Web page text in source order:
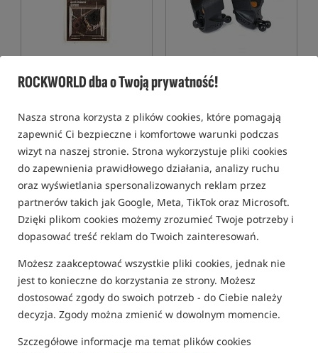
ROCKWORLD dba o Twoją prywatność!
Nasza strona korzysta z plików cookies, które pomagają
zapewnić Ci bezpieczne i komfortowe warunki podczas
wizyt na naszej stronie. Strona wykorzystuje pliki cookies
do zapewnienia prawidłowego działania, analizy ruchu
oraz wyświetlania spersonalizowanych reklam przez
partnerów takich jak Google, Meta, TikTok oraz Microsoft.
Dzięki plikom cookies możemy zrozumieć Twoje potrzeby i
dopasować treść reklam do Twoich zainteresowań.
Możesz zaakceptować wszystkie pliki cookies, jednak nie
jest to konieczne do korzystania ze strony. Możesz
dostosować zgody do swoich potrzeb - do Ciebie należy
decyzja. Zgody można zmienić w dowolnym momencie.
Szczegółowe informacje ma temat plików cookies
DELKIM D-Lock Quick
Release System - Complete
52,99PLN
otrzymujesz 0,39 pkt
KUP
Fox Black Label Adjustable
Line Clips
35,99PLN
Cena kat.:44,99/ -20%
Min. cena z 30 dni przed
obniżką: 35.99
KUP
5,0
Head - New
Promocja 5,0